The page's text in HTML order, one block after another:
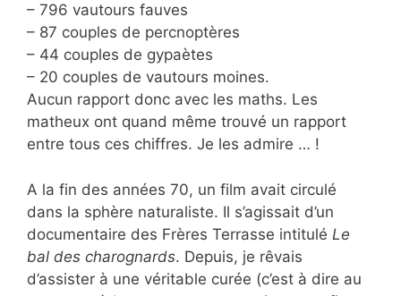
– 796 vautours fauves
– 87 couples de percnoptères
– 44 couples de gypaètes
– 20 couples de vautours moines.
Aucun rapport donc avec les maths. Les
matheux ont quand même trouvé un rapport
entre tous ces chiffres. Je les admire … !
A la fin des années 70, un film avait circulé
dans la sphère naturaliste. Il s’agissait d’un
documentaire des Frères Terrasse intitulé Le
bal des charognards. Depuis, je rêvais
d’assister à une véritable curée (c’est à dire au